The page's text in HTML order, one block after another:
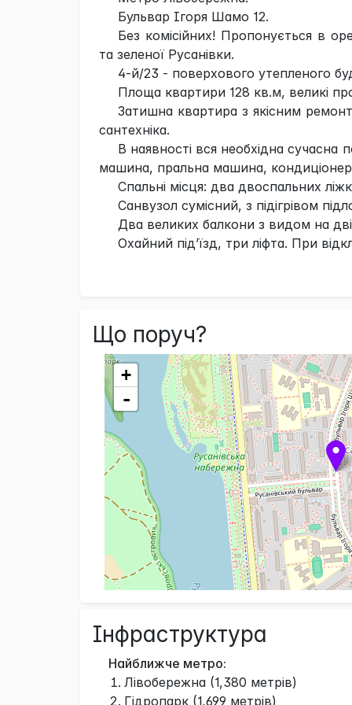
Бульвар Ігоря Шамо 12.
Без комісійних! Пропонується в
та зеленої Русанівки.
4-й/23 - поверхового утепленого
Площа квартири 128 кв.м, великі
Затишна квартира з якісним
сантехніка.
В наявності вся необхідна
машина, пральна машина,
Спальні місця: два двоспальних
Санвузол сумісний, з підігрівом
Два великих балкони з видом на
Охайний під’їзд, три ліфта. При
Що поруч?
+
-
Інфраструктура
Найближче метро:
Лівобережна (1,380 метрів)
Гідропарк (1,699 метрів)